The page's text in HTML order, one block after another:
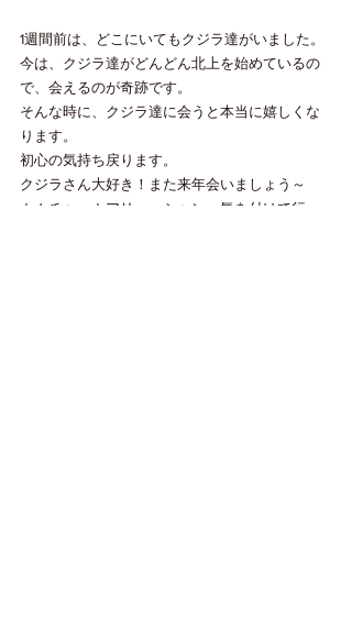
1週間前は、どこにいてもクジラ達がいました。
今は、クジラ達がどんどん北上を始めているの
で、会えるのが奇跡です。
そんな時に、クジラ達に会うと本当に嬉しくな
ります。
初心の気持ち戻ります。
クジラさん大好き！また来年会いましょう～
カムチャッカアリューシャンへ気を付けて行っ